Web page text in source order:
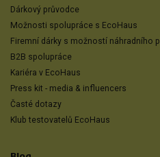
Dárkový průvodce
Možnosti spolupráce s EcoHaus
Firemní dárky s možností náhradního
B2B spolupráce
Kariéra v EcoHaus
Press kit - media & influencers
Časté dotazy
Klub testovatelů EcoHaus